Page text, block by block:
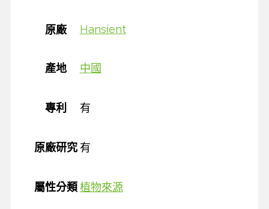
原廠 Hansient
產地 中國
專利 有
原廠研究 有
屬性分類 植物來源